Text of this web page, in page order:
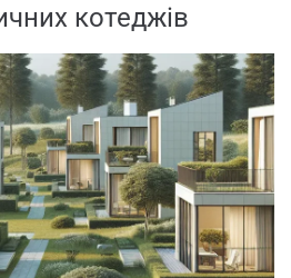
котеджів